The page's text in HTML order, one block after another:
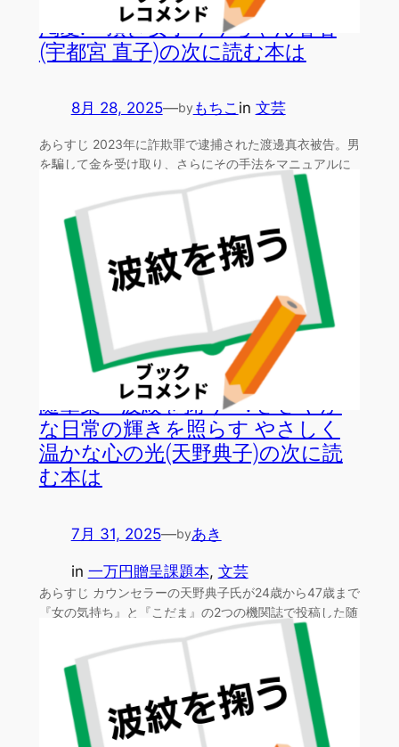
渇愛: 頂き女子りりちゃん著者
(宇都宮 直子)の次に読む本は
8月 28, 2025—by もちこ in 文芸
あらすじ 2023年に詐欺罪で逮捕された渡邊真衣被告。男
を騙して金を受け取り、さらにその手法をマニュアルに
随筆集 波紋を掬う : ささやか
な日常の輝きを照らす やさしく
温かな心の光(天野典子)の次に読
む本は
7月 31, 2025—byあき
in 一万円贈呈課題本, 文芸
あらすじ カウンセラーの天野典子氏が24歳から47歳まで
『女の気持ち』と『こだま』の2つの機関誌で投稿した随